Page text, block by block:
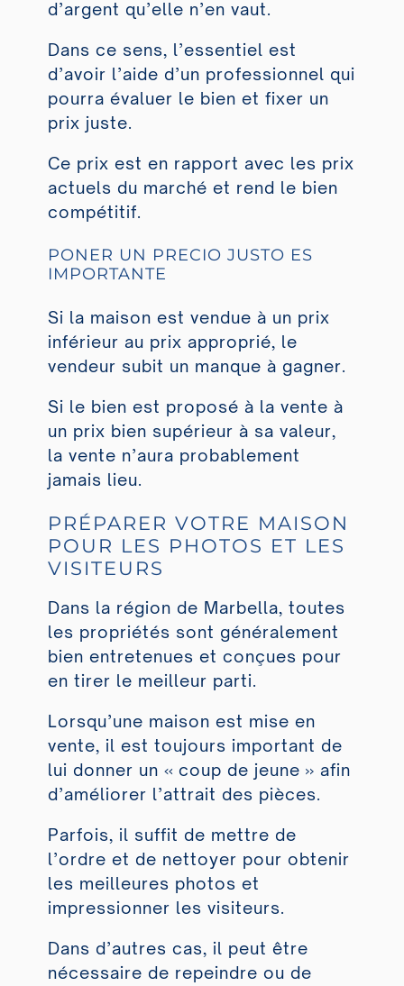
d’argent qu’elle n’en vaut.
Dans ce sens, l’essentiel est
d’avoir l’aide d’un professionnel qui
pourra évaluer le bien et fixer un
prix juste.
Ce prix est en rapport avec les prix
actuels du marché et rend le bien
compétitif.
PONER UN PRECIO JUSTO ES
IMPORTANTE
Si la maison est vendue à un prix
inférieur au prix approprié, le
vendeur subit un manque à gagner.
Si le bien est proposé à la vente à
un prix bien supérieur à sa valeur,
la vente n’aura probablement
jamais lieu.
PRÉPARER VOTRE MAISON
POUR LES PHOTOS ET LES
VISITEURS
Dans la région de Marbella, toutes
les propriétés sont généralement
bien entretenues et conçues pour
en tirer le meilleur parti.
Lorsqu’une maison est mise en
vente, il est toujours important de
lui donner un « coup de jeune » afin
d’améliorer l’attrait des pièces.
Parfois, il suffit de mettre de
l’ordre et de nettoyer pour obtenir
les meilleures photos et
impressionner les visiteurs.
Dans d’autres cas, il peut être
nécessaire de repeindre ou de